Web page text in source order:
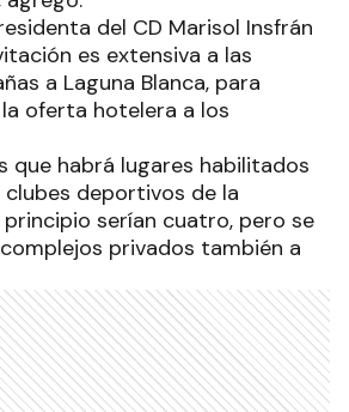
del CD Marisol Insfrán
es extensiva a las
a Laguna Blanca, para
oferta hotelera a los
que habrá lugares habilitados
deportivos de la
principio serían cuatro, pero se
privados también a